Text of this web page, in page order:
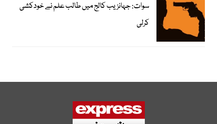
سوات: جہانزیب کالج میں طالب علم نے خودکشی
کرلی